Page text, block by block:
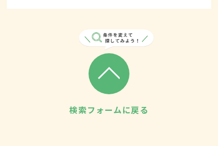
検索フォームに戻る